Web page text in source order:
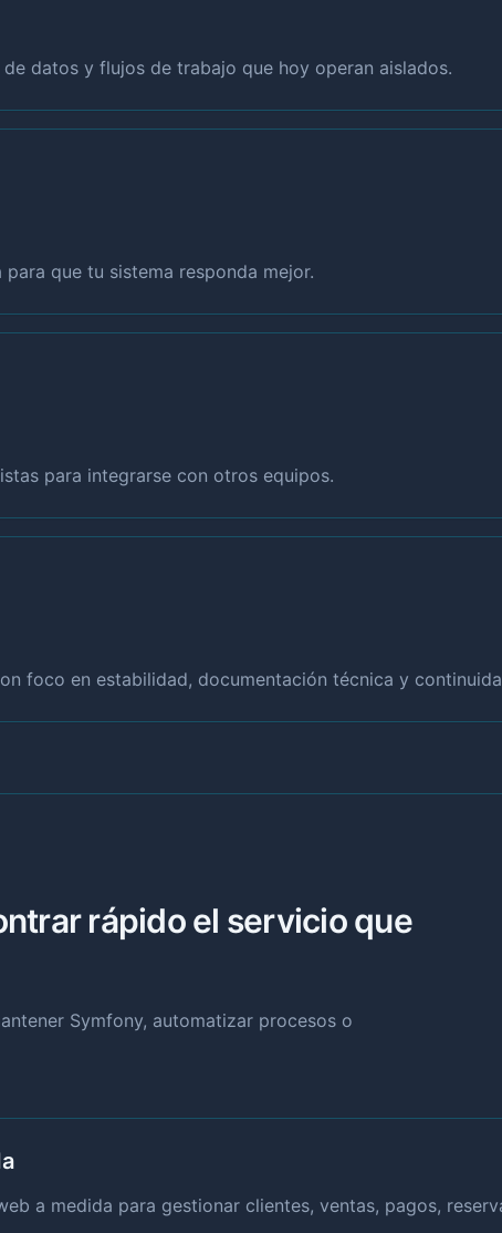
datos y flujos de trabajo que hoy operan aislados.
que tu sistema responda mejor.
para integrarse con otros equipos.
foco en estabilidad, documentación técnica y
rápido el servicio que
Symfony, automatizar procesos o
a medida para gestionar clientes, ventas, pagos,